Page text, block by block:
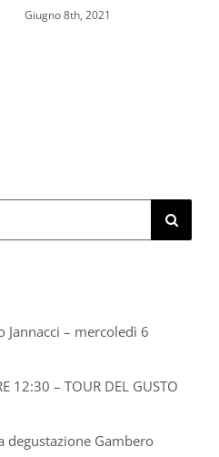
Giugno 8th, 2021
Jannacci – mercoledì 6
12:30 – TOUR DEL GUSTO
degustazione Gambero